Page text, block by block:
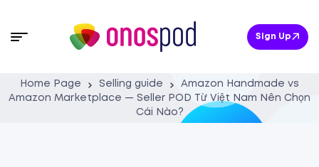
Sign Up
Home Page Selling guide
Amazon Handmade vs
Amazon Marketplace — Seller POD Từ Việt Nam Nên Chọn
Cái Nào?